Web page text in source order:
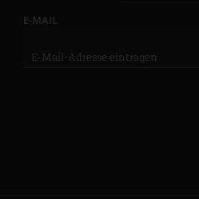
E-MAIL